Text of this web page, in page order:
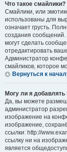
Что такое смайлики?
Смайлики, или
использованы для
означает грусть.
создания сообщений.
могут сделать
отредактировать
Администратор
смайликов, которое
Вернуться к
Могу ли я
Да, вы можете
администратор
изображение на
изображение,
ссылки: http://
ссылку ни на
является